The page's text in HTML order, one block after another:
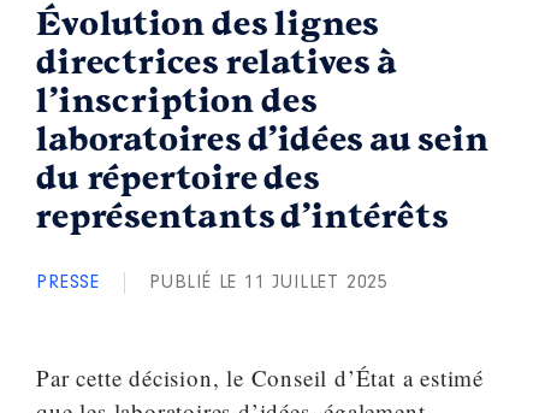
Évolution des lignes
directrices relatives à
l’inscription des
laboratoires d’idées au sein
du répertoire des
représentants d’intérêts
PRESSE PUBLIÉ LE 11 JUILLET 2025
Par cette décision, le Conseil d’État a estimé